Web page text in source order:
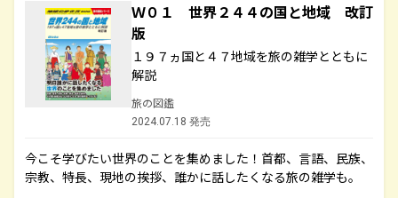
Ｗ０１ 世界２４４の国と地域 改訂
版
１９７ヵ国と４７地域を旅の雑学とともに
解説
旅の図鑑
2024.07.18 発売
今こそ学びたい世界のことを集めました！首都、言語、民族、
宗教、特長、現地の挨拶、誰かに話したくなる旅の雑学も。